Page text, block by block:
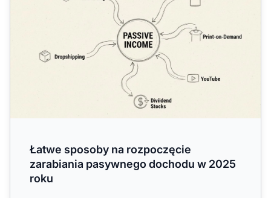
Łatwe sposoby na rozpoczęcie
zarabiania pasywnego dochodu w 2025
roku